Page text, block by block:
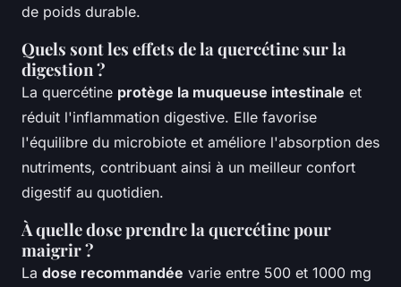
de poids durable.
Quels sont les effets de la quercétine sur la
digestion ?
La quercétine protège la muqueuse intestinale et
réduit l'inflammation digestive. Elle favorise
l'équilibre du microbiote et améliore l'absorption des
nutriments, contribuant ainsi à un meilleur confort
digestif au quotidien.
À quelle dose prendre la quercétine pour
maigrir ?
La dose recommandée varie entre 500 et 1000 mg